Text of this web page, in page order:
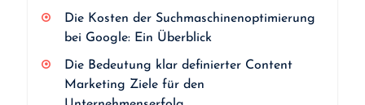
Die Kosten der Suchmaschinenoptimierung
bei Google: Ein Überblick
Die Bedeutung klar definierter Content
Marketing Ziele für den